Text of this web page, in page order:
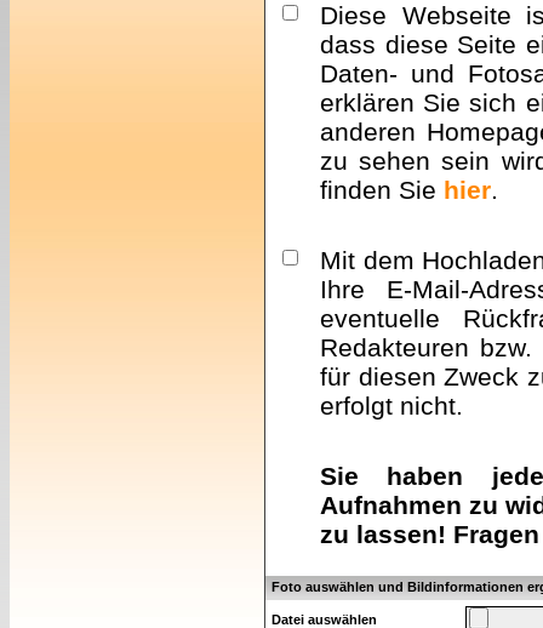
Diese Webseite
dass diese Seite
Daten- und
erklären Sie sich
anderen
zu sehen sein
finden Sie hier.
Mit dem
Ihre E-Mail-
eventuelle
Redakteuren
für diesen Zweck
erfolgt nicht.
Sie haben
Aufnahmen zu
zu lassen!
Foto auswählen und Bildinformationen
Datei auswählen